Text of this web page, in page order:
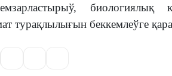
турақлылығын беккемлеўге